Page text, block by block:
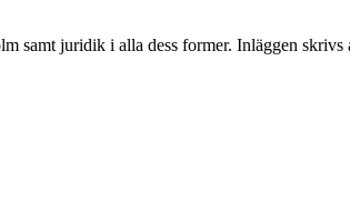
samt juridik i alla dess former. Inläggen